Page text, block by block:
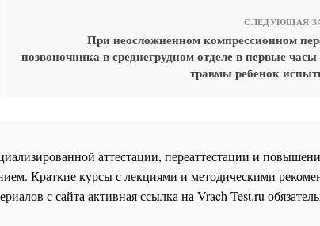
СЛЕДУЮЩАЯ
При неосложненном компрессионном
позвоночника в среднегрудном отделе в первые часы
травмы ребенок
аттестации, переаттестации и
Краткие курсы с лекциями и методическими
с сайта активная ссылка наVrach-Test.ru